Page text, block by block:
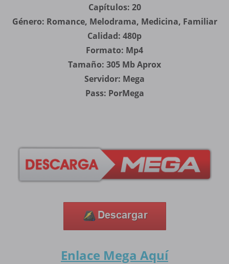
Capítulos: 20
Género: Romance, Melodrama, Medicina, Familiar
Calidad: 480p
Formato: Mp4
Tamaño: 305 Mb Aprox
Servidor: Mega
Pass: PorMega
Enlace Mega Aquí